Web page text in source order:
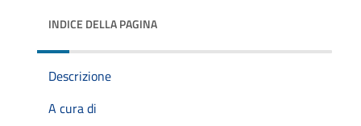
INDICE DELLA PAGINA
Descrizione
A cura di